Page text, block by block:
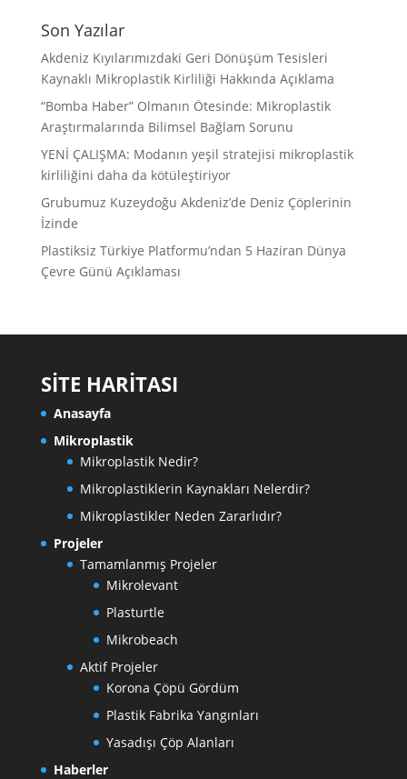
Son Yazılar
Akdeniz Kıyılarımızdaki Geri Dönüşüm Tesisleri
Kaynaklı Mikroplastik Kirliliği Hakkında Açıklama
“Bomba Haber” Olmanın Ötesinde: Mikroplastik
Araştırmalarında Bilimsel Bağlam Sorunu
YENİ ÇALIŞMA: Modanın yeşil stratejisi mikroplastik
kirliliğini daha da kötüleştiriyor
Grubumuz Kuzeydoğu Akdeniz’de Deniz Çöplerinin
İzinde
Plastiksiz Türkiye Platformu’ndan 5 Haziran Dünya
Çevre Günü Açıklaması
SİTE HARİTASI
Anasayfa
Mikroplastik
Mikroplastik Nedir?
Mikroplastiklerin Kaynakları Nelerdir?
Mikroplastikler Neden Zararlıdır?
Projeler
Tamamlanmış Projeler
Mikrolevant
Plasturtle
Mikrobeach
Aktif Projeler
Korona Çöpü Gördüm
Plastik Fabrika Yangınları
Yasadışı Çöp Alanları
Haberler